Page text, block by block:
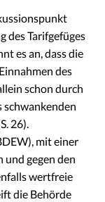
des Tarifgefüges
es an, dass die
des
schon durch
schwankenden
26).
mit einer
und gegen den
wertfreie
die Behörde